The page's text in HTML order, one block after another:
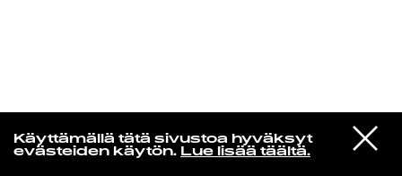
Käyttämällä tätä sivustoa hyväksyt
evästeiden käytön. Lue lisää täältä.
VIESTI
STUDIOON
Jukka Nousiainen
Sataa Taas